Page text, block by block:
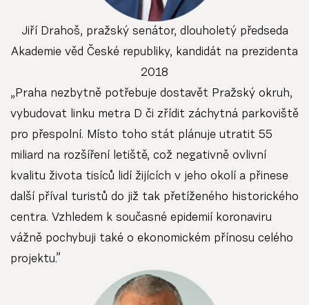
Jiří Drahoš, pražský senátor, dlouholetý předseda
Akademie věd České republiky, kandidát na prezidenta
2018
„Praha nezbytně potřebuje dostavět Pražský okruh,
vybudovat linku metra D či zřídit záchytná parkoviště
pro přespolní. Místo toho stát plánuje utratit 55
miliard na rozšíření letiště, což negativně ovlivní
kvalitu života tisíců lidí žijících v jeho okolí a přinese
další příval turistů do již tak přetíženého historického
centra. Vzhledem k současné epidemií koronaviru
vážně pochybuji také o ekonomickém přínosu celého
projektu.”